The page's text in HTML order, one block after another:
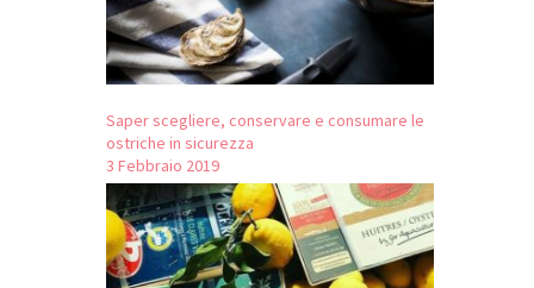
Saper scegliere, conservare e consumare le
ostriche in sicurezza
3 Febbraio 2019